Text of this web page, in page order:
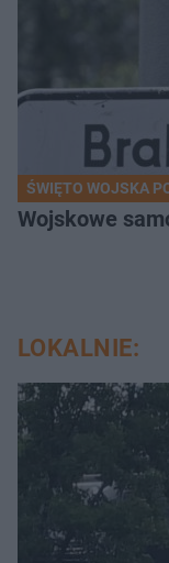
ŚWIĘTO WOJSKA
Wojskowe
LOKALNIE: